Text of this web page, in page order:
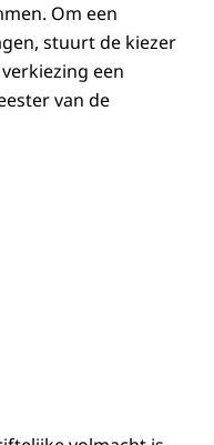
Om een
stuurt de kiezer
een
van de